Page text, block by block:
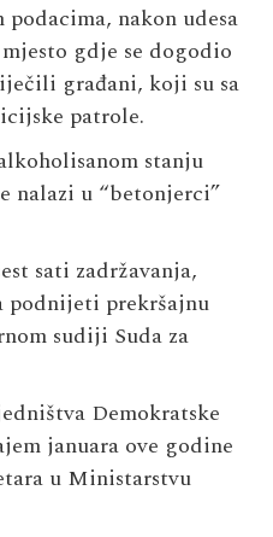
nakon udesa
gdje se dogodio
građani, koji su sa
patrole.
stanju
nalazi u “betonjerci”
sati zadržavanja,
podnijeti prekršajnu
sudiji Suda za
Demokratske
januara ove godine
u Ministarstvu